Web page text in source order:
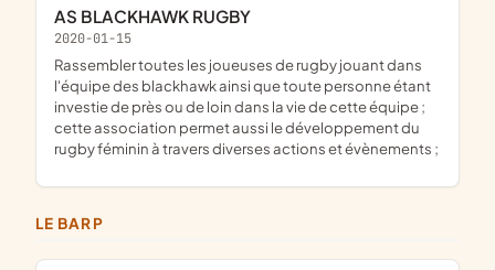
AS BLACKHAWK RUGBY
2020-01-15
rassembler toutes les joueuses de rugby jouant dans
l'équipe des blackhawk ainsi que toute personne étant
investie de près ou de loin dans la vie de cette équipe ;
cette association permet aussi le développement du
rugby féminin à travers diverses actions et évènements ;
LE BARP